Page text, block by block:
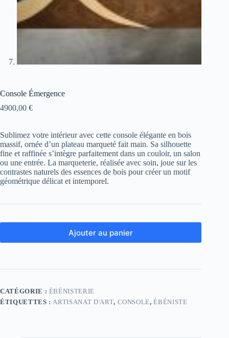
Console Émergence
4900,00 €
Sublimez votre intérieur avec cette console élégante en bois
massif, ornée d’un plateau marqueté fait main. Sa silhouette
fine et raffinée s’intègre parfaitement dans un couloir, un salon
ou une entrée. La marqueterie, réalisée avec soin, joue sur les
contrastes naturels des essences de bois pour créer un motif
géométrique délicat et intemporel.
Ajouter au panier
CATÉGORIE : ÉBÉNISTERIE
ÉTIQUETTES :ARTISANAT D'ART, CONSOLE,ÉBÉNISTE